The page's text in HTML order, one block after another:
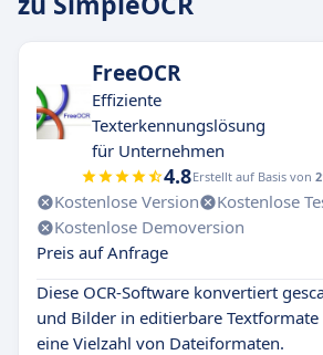
FreeOCR
Effiziente
Texterkennungslösung
für Unternehmen
4.8Erstellt auf Basis von
Kostenlose Version
Kostenlose
Kostenlose Demoversion
Preis auf Anfrage
Diese OCR-Software konvertiert
und Bilder in editierbare
eine Vielzahl von Dateiformaten.